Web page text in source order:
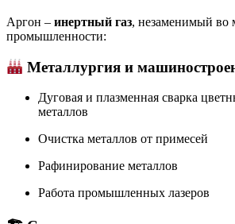
Аргон – инертный газ, незаменимый во
промышленности:
Металлургия и
Дуговая и плазменная сварка
металлов
Очистка металлов от примесей
Рафинирование металлов
Работа промышленных лазеров